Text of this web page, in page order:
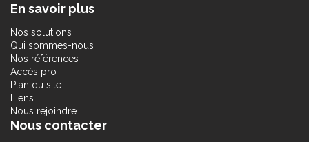
En savoir plus
Nos solutions
Qui sommes-nous
Nos références
Accès pro
Plan du site
Liens
Nous rejoindre
Nous contacter